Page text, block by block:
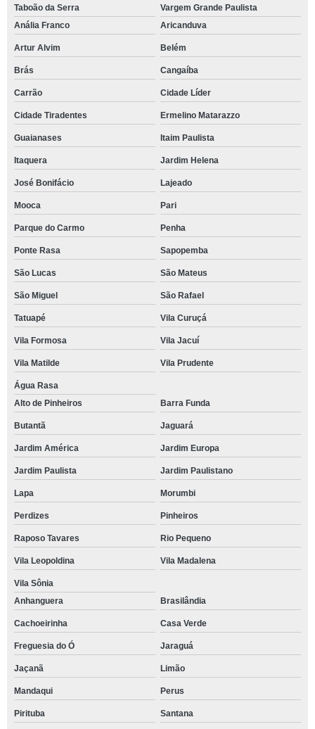
Taboão da Serra
Vargem Grande Paulista
Anália Franco
Aricanduva
Artur Alvim Belém
Brás Cangaíba
Carrão Cidade Líder
Cidade Tiradentes Ermelino Matarazzo
Guaianases Itaim Paulista
Itaquera Jardim Helena
José Bonifácio Lajeado
Mooca Pari
Parque do Carmo Penha
Ponte Rasa Sapopemba
São Lucas São Mateus
São Miguel São Rafael
Tatuapé Vila Curuçá
Vila Formosa Vila Jacuí
Vila Matilde Vila Prudente
Água Rasa
Alto de Pinheiros
Barra Funda
Butantã Jaguará
Jardim América Jardim Europa
Jardim Paulista Jardim Paulistano
Lapa Morumbi
Perdizes Pinheiros
Raposo Tavares Rio Pequeno
Vila Leopoldina Vila Madalena
Vila Sônia
Anhanguera
Brasilândia
Cachoeirinha Casa Verde
Freguesia do Ó Jaraguá
Jaçanã Limão
Mandaqui Perus
Pirituba Santana